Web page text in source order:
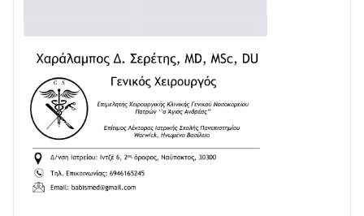
Διαβάστε την «Ναυπακτία» που κυκλοφορεί
24/07 • 11:31